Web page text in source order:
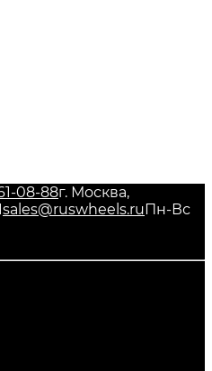
08-88г. Москва,
sales@ruswheels.ruПн-Вс